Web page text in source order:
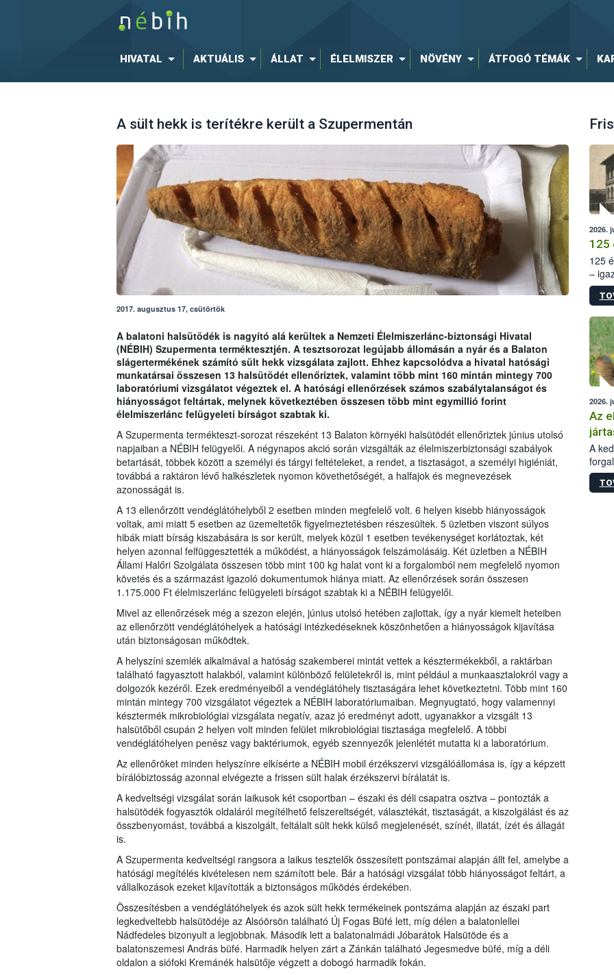
HIVATAL AKTUÁLIS ÁLLAT ÉLELMISZER NÖVÉNY ÁTFOGÓ TÉMÁK
A sült hekk is terítékre került a Szupermentán
2017. augusztus 17, csütörtök
A balatoni halsütödék is nagyító alá kerültek a Nemzeti Élelmiszerlánc-biztonsági Hivatal
(NÉBIH) Szupermenta terméktesztjén. A tesztsorozat legújabb állomásán a nyár és a Balaton
slágertermékének számító sült hekk vizsgálata zajlott. Ehhez kapcsolódva a hivatal hatósági
munkatársai összesen 13 halsütödét ellenőriztek, valamint több mint 160 mintán mintegy 700
laboratóriumi vizsgálatot végeztek el. A hatósági ellenőrzések számos szabálytalanságot és
hiányosságot feltártak, melynek következtében összesen több mint egymillió forint
élelmiszerlánc felügyeleti bírságot szabtak ki.
A Szupermenta termékteszt-sorozat részeként 13 Balaton környéki halsütödét ellenőriztek június utolsó
napjaiban a NÉBIH felügyelői. A négynapos akció során vizsgálták az élelmiszerbiztonsági szabályok
betartását, többek között a személyi és tárgyi feltételeket, a rendet, a tisztaságot, a személyi higiéniát,
továbbá a raktáron lévő halkészletek nyomon követhetőségét, a halfajok és megnevezések
azonosságát is.
A 13 ellenőrzött vendéglátóhelyből 2 esetben minden megfelelő volt. 6 helyen kisebb hiányosságok
voltak, ami miatt 5 esetben az üzemeltetők figyelmeztetésben részesültek. 5 üzletben viszont súlyos
hibák miatt bírság kiszabására is sor került, melyek közül 1 esetben tevékenységet korlátoztak, két
helyen azonnal felfüggesztették a működést, a hiányosságok felszámolásáig. Két üzletben a NÉBIH
Állami Halőri Szolgálata összesen több mint 100 kg halat vont ki a forgalomból nem megfelelő nyomon
követés és a származást igazoló dokumentumok hiánya miatt. Az ellenőrzések során összesen
1.175.000 Ft élelmiszerlánc felügyeleti bírságot szabtak ki a NÉBIH felügyelői.
Mivel az ellenőrzések még a szezon elején, június utolsó hetében zajlottak, így a nyár kiemelt heteiben
az ellenőrzött vendéglátóhelyek a hatósági intézkedéseknek köszönhetően a hiányosságok kijavítása
után biztonságosan működtek.
A helyszíni szemlék alkalmával a hatóság szakemberei mintát vettek a késztermékekből, a raktárban
található fagyasztott halakból, valamint különböző felületekről is, mint például a munkaasztalokról vagy a
dolgozók kezéről. Ezek eredményeiből a vendéglátóhely tisztaságára lehet következtetni. Több mint 160
mintán mintegy 700 vizsgálatot végeztek a NÉBIH laboratóriumaiban. Megnyugtató, hogy valamennyi
késztermék mikrobiológiai vizsgálata negatív, azaz jó eredményt adott, ugyanakkor a vizsgált 13
halsütőből csupán 2 helyen volt minden felület mikrobiológiai tisztasága megfelelő. A többi
vendéglátóhelyen penész vagy baktériumok, egyéb szennyezők jelenlétét mutatta ki a laboratórium.
Az ellenőröket minden helyszínre elkísérte a NÉBIH mobil érzékszervi vizsgálóállomása is, így a képzett
bírálóbiztosság azonnal elvégezte a frissen sült halak érzékszervi bírálatát is.
A kedveltségi vizsgálat során laikusok két csoportban – északi és déli csapatra osztva – pontozták a
halsütödék fogyasztók oldaláról megítélhető felszereltségét, választékát, tisztaságát, a kiszolgálást és az
összbenyomást, továbbá a kiszolgált, feltálalt sült hekk külső megjelenését, színét, illatát, ízét és állagát
is.
A Szupermenta kedveltségi rangsora a laikus tesztelők összesített pontszámai alapján állt fel, amelybe a
hatósági megítélés kivételesen nem számított bele. Bár a hatósági vizsgálat több hiányosságot feltárt, a
vállalkozások ezeket kijavították a biztonságos működés érdekében.
Összesítésben a vendéglátóhelyek és azok sült hekk termékeinek pontszáma alapján az északi part
legkedveltebb halsütödéje az Alsóörsön található Új Fogas Büfé lett, míg délen a balatonlellei
Nádfedeles bizonyult a legjobbnak. Második lett a balatonalmádi Jóbarátok Halsütöde és a
balatonszemesi András büfé. Harmadik helyen zárt a Zánkán található Jegesmedve büfé, míg a déli
oldalon a siófoki Kremánék halsütője végzett a dobogó harmadik fokán.
2026.
125
125
–
15.
2026.
Az
A